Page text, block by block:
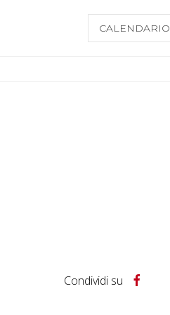
CALENDARIO
Condividi su